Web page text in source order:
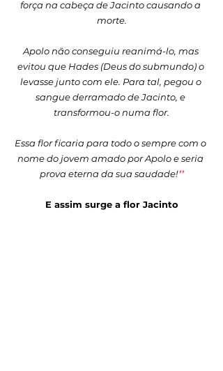
força na cabeça de Jacinto causando a
morte.
Apolo não conseguiu reanimá-lo, mas
evitou que Hades (Deus do submundo) o
levasse junto com ele. Para tal, pegou o
sangue derramado de Jacinto, e
transformou-o numa flor.
Essa flor ficaria para todo o sempre com o
nome do jovem amado por Apolo e seria
prova eterna da sua saudade!❜❜
E assim surge a flor Jacinto